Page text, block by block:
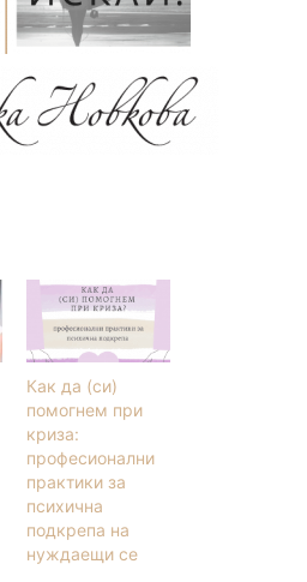
Как да (си)
помогнем при
криза:
професионални
практики за
психична
подкрепа на
нуждаещи се